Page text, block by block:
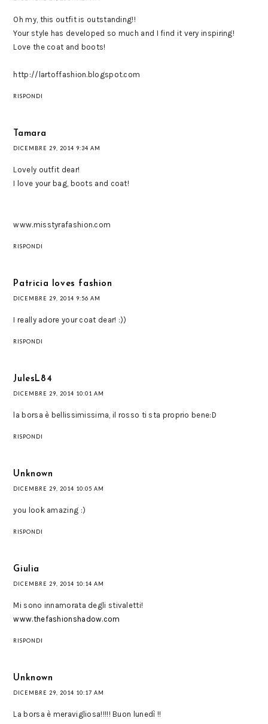
Oh my, this outfit is outstanding!!
Your style has developed so much and I find it very inspiring!
Love the coat and boots!
http://lartoffashion.blogspot.com
RISPONDI
Tamara
DICEMBRE 29, 2014 9:34 AM
Lovely outfit dear!
I love your bag, boots and coat!
www.misstyrafashion.com
RISPONDI
Patricia loves fashion
DICEMBRE 29, 2014 9:56 AM
I really adore your coat dear! :))
RISPONDI
JulesL84
DICEMBRE 29, 2014 10:01 AM
la borsa è bellissimissima, il rosso ti sta proprio bene:D
RISPONDI
Unknown
DICEMBRE 29, 2014 10:05 AM
you look amazing :)
RISPONDI
Giulia
DICEMBRE 29, 2014 10:14 AM
Mi sono innamorata degli stivaletti!
www.thefashionshadow.com
RISPONDI
Unknown
DICEMBRE 29, 2014 10:17 AM
La borsa è meravigliosa!!!!! Buon lunedì !!